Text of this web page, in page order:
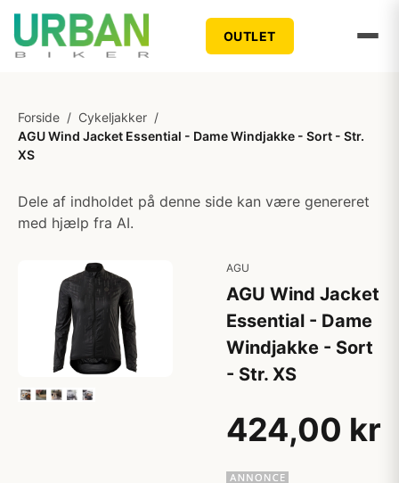
OUTLET
Forside / Cykeljakker /
AGU Wind Jacket Essential - Dame Windjakke - Sort - Str.
XS
Dele af indholdet på denne side kan være genereret
med hjælp fra AI.
AGU
AGU Wind Jacket
Essential - Dame
Windjakke - Sort
- Str. XS
424,00 kr